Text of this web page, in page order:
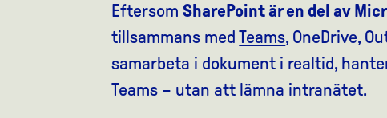
EftersomSharePoint är en del av
tillsammans medTeams, OneDrive,
samarbeta i dokument i realtid,
Teams – utan att lämna intranätet.